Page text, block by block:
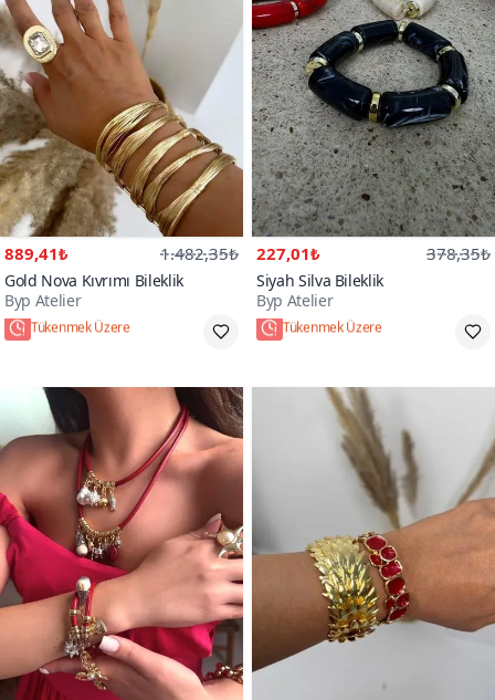
889,41₺ 1.482,35₺
Gold Nova Kıvrımı Bileklik
Byp Atelier
Tükenmek Üzere
227,01₺ 378,35₺
Siyah Silva Bileklik
Byp Atelier
Tükenmek Üzere